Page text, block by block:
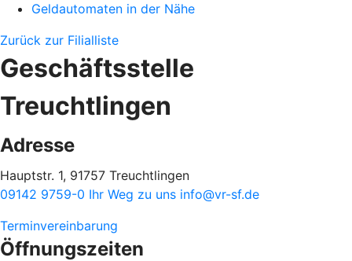
Geldautomaten in der Nähe
Zurück zur Filialliste
Geschäftsstelle
Treuchtlingen
Adresse
Hauptstr. 1, 91757 Treuchtlingen
09142 9759-0 Ihr Weg zu uns info@vr-sf.de
Terminvereinbarung
Öffnungszeiten